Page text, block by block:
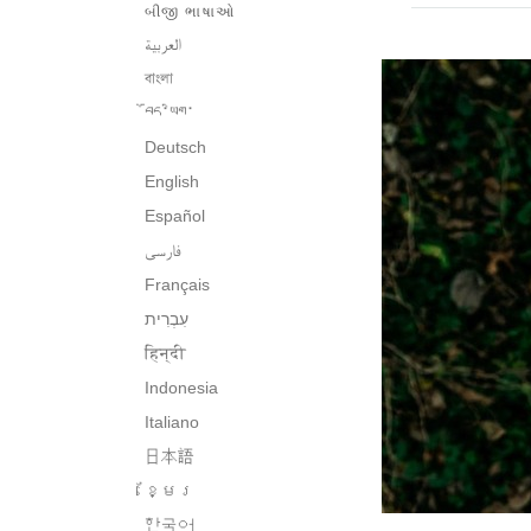
બીજી ભાષાઓ
العربية
বাংলা
བོད་ཡིག་
Deutsch
English
Español
فارسی
Français
हिन्दी
Indonesia
Italiano
日本語
ខ្មែរ
한국어